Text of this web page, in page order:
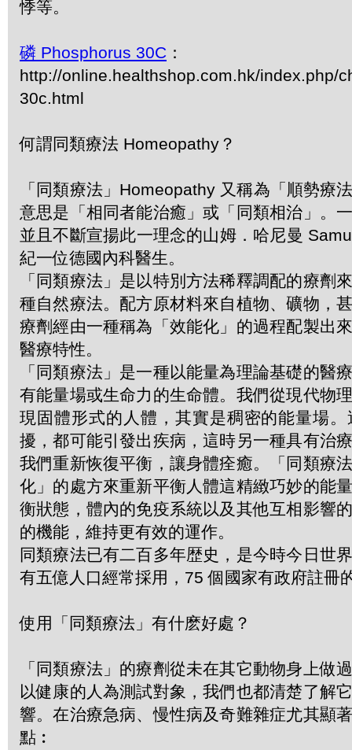
悸等。
磷 Phosphorus 30C ：
http://online.healthshop.com.hk/index.php/
30c.html
何謂同類療法 Homeopathy？
「同類療法」Homeopathy 又稱為「順勢療
意思是「相同者能治癒」或「同類相治」。
並且不斷宣揚此一理念的山姆．哈尼曼
紀一位德國內科醫生。
「同類療法」是以特別方法稀釋調配的療劑
種自然療法。配方原材料來自植物、礦物，
療劑經由一種稱為「效能化」的過程配製出
醫療特性。
「同類療法」是一種以能量為理論基礎的醫
有能量場或生命力的生命體。我們從現代物
現固體形式的人體，其實是稠密的能量場
擾，都可能引發出疾病，這時另一種具有治
我們重新恢復平衡，讓身體痊癒。「同類療
化」的處方來重新平衡人體這精緻巧妙的能
衡狀態，體內的免疫系統以及其他互相影響
的機能，維持更有效的運作。
同類療法已有二百多年歴史，是今時今日世
有五億人口經常採用，75 個國家有政府註冊
使用「同類療法」有什麽好處？
「同類療法」的療劑從未在其它動物身上做
以健康的人為測試對象，我們也都清楚了解
響。在治療急病、慢性病及奇難雜症尤其顯
點︰